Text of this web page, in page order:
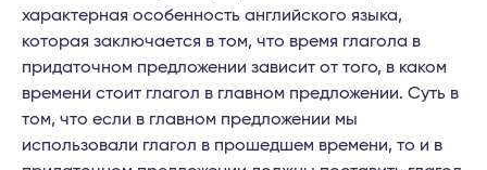
характерная особенность английского языка,
которая заключается в том, что время глагола в
придаточном предложении зависит от того, в каком
времени стоит глагол в главном предложении. Суть в
том, что если в главном предложении мы
использовали глагол в прошедшем времени, то и в